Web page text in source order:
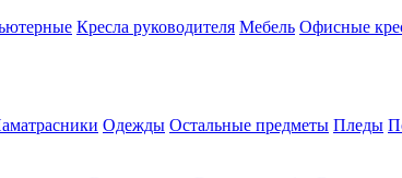
Кресла руководителя Мебель Офисные
Одежды Остальные предметы Пледы